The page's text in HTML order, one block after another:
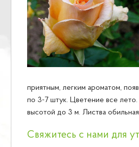
приятным, легким ароматом,
по 3-7 штук. Цветение все
высотой до 3 м. Листва
Свяжитесь с нами для